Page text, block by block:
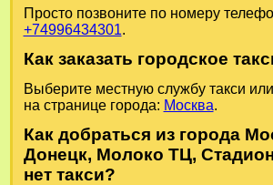
Просто позвоните по номеру
+74996434301.
Как заказать городское
Выберите местную службу такси или
на странице города: Москва.
Как добраться из города
Донецк, Молоко ТЦ,
нет такси?